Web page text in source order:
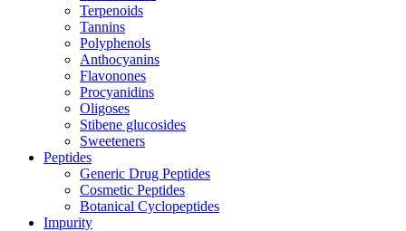
Terpenoids
Tannins
Polyphenols
Anthocyanins
Flavonones
Procyanidins
Oligoses
Stibene glucosides
Sweeteners
Peptides
Generic Drug Peptides
Cosmetic Peptides
Botanical Cyclopeptides
Impurity